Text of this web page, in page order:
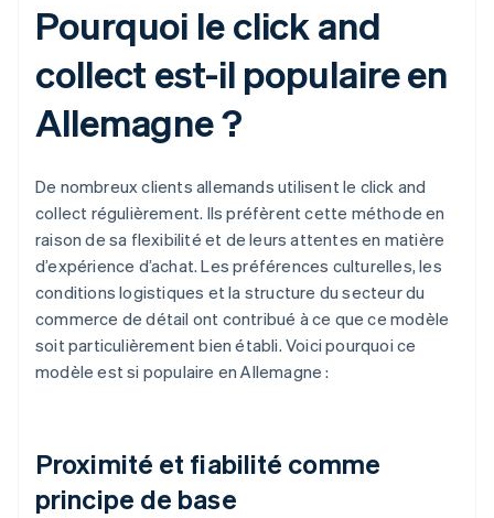
Pourquoi le click and
collect est-il populaire en
Allemagne ?
De nombreux clients allemands utilisent le click and
collect régulièrement. Ils préfèrent cette méthode en
raison de sa flexibilité et de leurs attentes en matière
d’expérience d’achat. Les préférences culturelles, les
conditions logistiques et la structure du secteur du
commerce de détail ont contribué à ce que ce modèle
soit particulièrement bien établi. Voici pourquoi ce
modèle est si populaire en Allemagne :
Proximité et fiabilité comme
principe de base